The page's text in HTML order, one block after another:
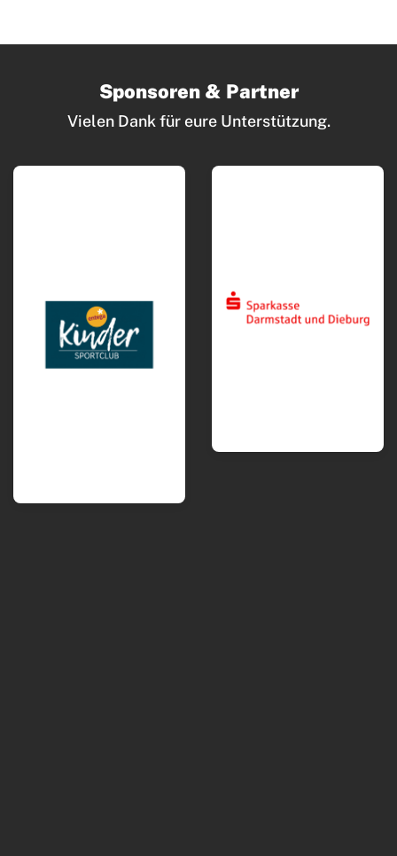
Sponsoren & Partner
Vielen Dank für eure Unterstützung.